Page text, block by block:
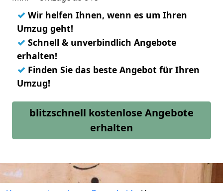
✓ Wir helfen Ihnen, wenn es um Ihren
Umzug geht!
✓ Schnell & unverbindlich Angebote
erhalten!
✓ Finden Sie das beste Angebot für Ihren
Umzug!
blitzschnell kostenlose Angebote
erhalten